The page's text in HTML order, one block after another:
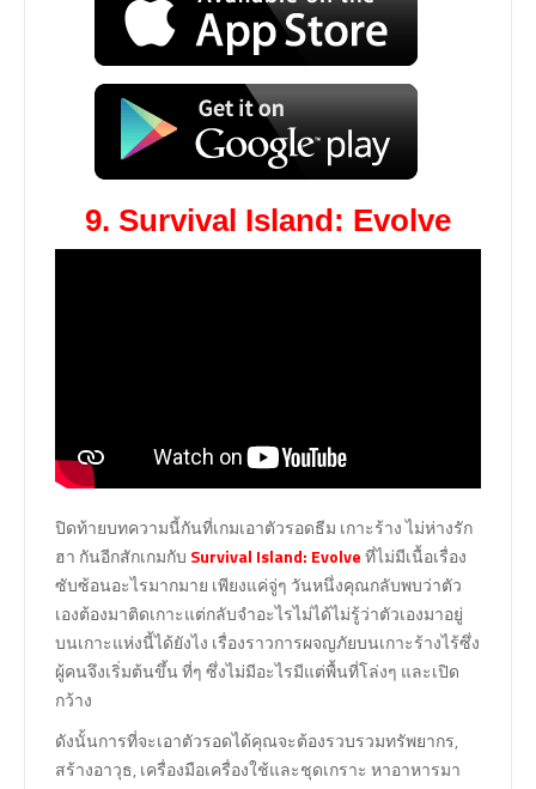
9. Survival Island: Evolve
ปิดท้ายบทความนี้กันที่เกมเอาตัวรอดธีม เกาะร้าง ไม่ห่างรัก
ฮา กันอีกสักเกมกับ Survival Island: Evolveที่ไม่มีเนื้อเรื่อง
ซับซ้อนอะไรมากมาย เพียงแค่จู่ๆ วันหนึ่งคุณกลับพบว่าตัว
เองต้องมาติดเกาะแต่กลับจำอะไรไม่ได้ไม่รู้ว่าตัวเองมาอยู่
บนเกาะแห่งนี้ได้ยังไง เรื่องราวการผจญภัยบนเกาะร้างไร้ซึ่ง
ผู้คนจึงเริ่มต้นขึ้น ที่ๆ ซึ่งไม่มีอะไรมีแต่พื้นที่โล่งๆ และเปิด
กว้าง
ดังนั้นการที่จะเอาตัวรอดได้คุณจะต้องรวบรวมทรัพยากร,
สร้างอาวุธ, เครื่องมือเครื่องใช้และชุดเกราะ หาอาหารมา